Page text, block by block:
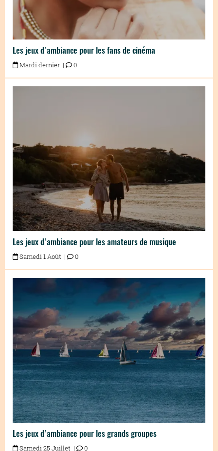
Les jeux d'ambiance pour les fans de cinéma
Mardi dernier | 0
Les jeux d'ambiance pour les amateurs de musique
Samedi 1 Août | 0
Les jeux d'ambiance pour les grands groupes
Samedi 25 Juillet | 0